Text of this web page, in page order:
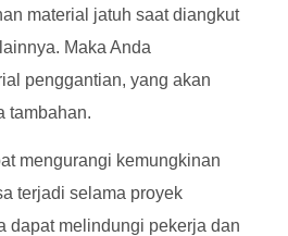
material jatuh saat diangkut
Maka Anda
penggantian, yang akan
tambahan.
mengurangi kemungkinan
terjadi selama proyek
dapat melindungi pekerja dan